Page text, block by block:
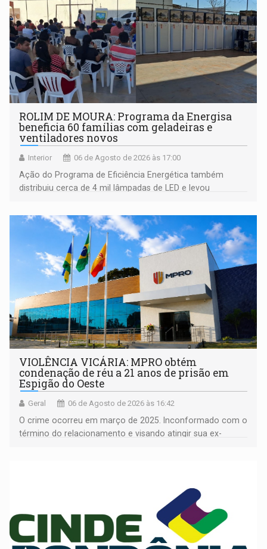
ROLIM DE MOURA: Programa da Energisa
beneficia 60 famílias com geladeiras e
ventiladores novos
Interior 06 de Agosto de 2026 às 17:00
Ação do Programa de Eficiência Energética também
distribuiu cerca de 4 mil lâmpadas de LED e levou
comunidade
VIOLÊNCIA VICÁRIA: MPRO obtém
condenação de réu a 21 anos de prisão em
Espigão do Oeste
Geral 06 de Agosto de 2026 às 16:42
O crime ocorreu em março de 2025. Inconformado com o
término do relacionamento e visando atingir sua ex-